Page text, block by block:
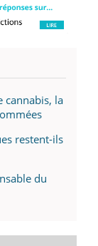
cannabis, la
restent-ils
du